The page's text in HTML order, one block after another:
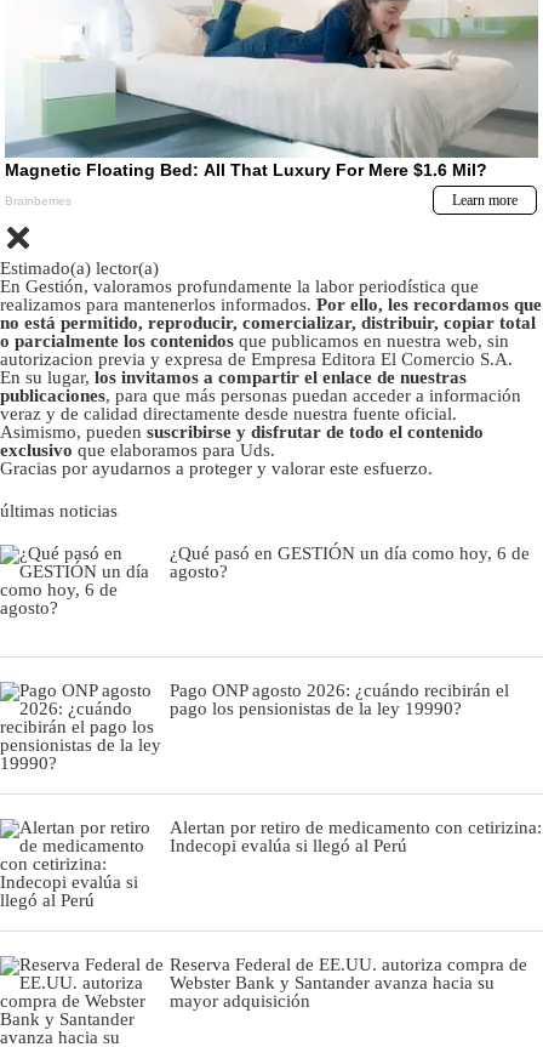
Estimado(a) lector(a)
En Gestión, valoramos profundamente la labor periodística que
realizamos para mantenerlos informados. Por ello, les recordamos que
no está permitido, reproducir, comercializar, distribuir, copiar total
o parcialmente los contenidos que publicamos en nuestra web, sin
autorizacion previa y expresa de Empresa Editora El Comercio S.A.
En su lugar, los invitamos a compartir el enlace de nuestras
publicaciones, para que más personas puedan acceder a información
veraz y de calidad directamente desde nuestra fuente oficial.
Asimismo, pueden suscribirse y disfrutar de todo el contenido
exclusivo que elaboramos para Uds.
Gracias por ayudarnos a proteger y valorar este esfuerzo.
últimas noticias
¿Qué pasó en GESTIÓN un día como hoy, 6 de
agosto?
Pago ONP agosto 2026: ¿cuándo recibirán el
pago los pensionistas de la ley 19990?
Alertan por retiro de medicamento con cetirizina:
Indecopi evalúa si llegó al Perú
Reserva Federal de EE.UU. autoriza compra de
Webster Bank y Santander avanza hacia su
mayor adquisición